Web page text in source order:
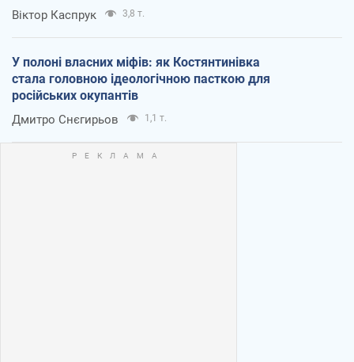
Віктор Каспрук 3,8 т.
У полоні власних міфів: як Костянтинівка
стала головною ідеологічною пасткою для
російських окупантів
Дмитро Снєгирьов 1,1 т.